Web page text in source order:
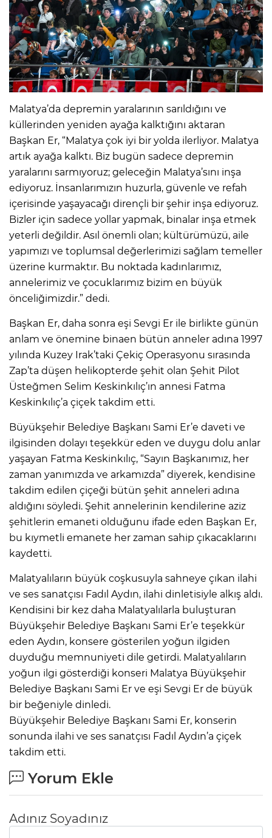
Malatya’da depremin yaralarının sarıldığını ve
küllerinden yeniden ayağa kalktığını aktaran
Başkan Er, “Malatya çok iyi bir yolda ilerliyor. Malatya
artık ayağa kalktı. Biz bugün sadece depremin
yaralarını sarmıyoruz; geleceğin Malatya’sını inşa
ediyoruz. İnsanlarımızın huzurla, güvenle ve refah
içerisinde yaşayacağı dirençli bir şehir inşa ediyoruz.
Bizler için sadece yollar yapmak, binalar inşa etmek
yeterli değildir. Asıl önemli olan; kültürümüzü, aile
yapımızı ve toplumsal değerlerimizi sağlam temeller
üzerine kurmaktır. Bu noktada kadınlarımız,
annelerimiz ve çocuklarımız bizim en büyük
önceliğimizdir.” dedi.
Başkan Er, daha sonra eşi Sevgi Er ile birlikte günün
anlam ve önemine binaen bütün anneler adına 1997
yılında Kuzey Irak’taki Çekiç Operasyonu sırasında
Zap’ta düşen helikopterde şehit olan Şehit Pilot
Üsteğmen Selim Keskinkılıç’ın annesi Fatma
Keskinkılıç’a çiçek takdim etti.
Büyükşehir Belediye Başkanı Sami Er’e daveti ve
ilgisinden dolayı teşekkür eden ve duygu dolu anlar
yaşayan Fatma Keskinkılıç, “Sayın Başkanımız, her
zaman yanımızda ve arkamızda” diyerek, kendisine
takdim edilen çiçeği bütün şehit anneleri adına
aldığını söyledi. Şehit annelerinin kendilerine aziz
şehitlerin emaneti olduğunu ifade eden Başkan Er,
bu kıymetli emanete her zaman sahip çıkacaklarını
kaydetti.
Malatyalıların büyük coşkusuyla sahneye çıkan ilahi
ve ses sanatçısı Fadıl Aydın, ilahi dinletisiyle alkış aldı.
Kendisini bir kez daha Malatyalılarla buluşturan
Büyükşehir Belediye Başkanı Sami Er’e teşekkür
eden Aydın, konsere gösterilen yoğun ilgiden
duyduğu memnuniyeti dile getirdi. Malatyalıların
yoğun ilgi gösterdiği konseri Malatya Büyükşehir
Belediye Başkanı Sami Er ve eşi Sevgi Er de büyük
bir beğeniyle dinledi.
Büyükşehir Belediye Başkanı Sami Er, konserin
sonunda ilahi ve ses sanatçısı Fadıl Aydın’a çiçek
takdim etti.
Yorum Ekle
Adınız Soyadınız